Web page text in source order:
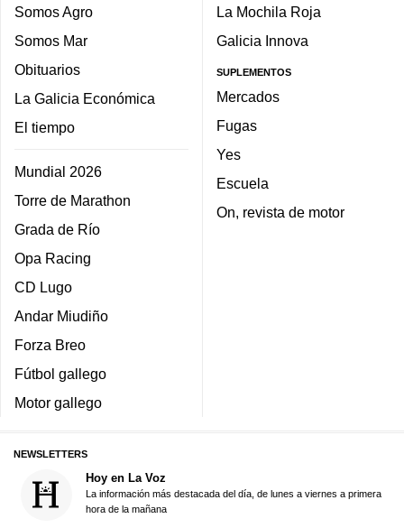
Somos Agro
Somos Mar
Obituarios
La Galicia Económica
El tiempo
Mundial 2026
Torre de Marathon
Grada de Río
Opa Racing
CD Lugo
Andar Miudiño
Forza Breo
Fútbol gallego
Motor gallego
La Mochila Roja
Galicia Innova
SUPLEMENTOS
Mercados
Fugas
Yes
Escuela
On, revista de motor
NEWSLETTERS
Hoy en La Voz
La información más destacada del día, de lunes a viernes a primera
hora de la mañana